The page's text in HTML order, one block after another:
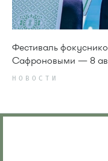
Фестиваль
Сафроновыми — 8
НОВОСТИ